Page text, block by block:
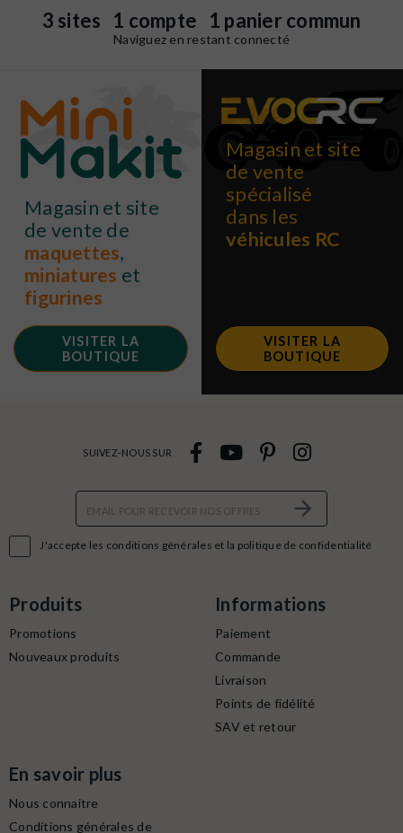
3 sites 1 compte 1 panier commun
Naviguez en restant connecté
Magasin et site
de vente de
maquettes,
miniatures et
figurines
VISITER LA
BOUTIQUE
Magasin et site
de vente
spécialisé
dans les
véhicules RC
VISITER LA
BOUTIQUE
J'accepte les conditions générales et la politique de confidentialité
SUIVEZ-NOUS SUR
Produits
Promotions
Nouveaux produits
Informations
Paiement
Commande
Livraison
Points de fidélité
SAV et retour
En savoir plus
Nous connaitre
Conditions générales de